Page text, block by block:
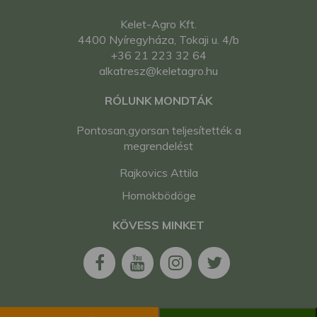
Kelet-Agro Kft.
4400 Nyíregyháza, Tokaji u. 4/b
+36 21 223 32 64
alkatresz@keletagro.hu
RÓLUNK MONDTÁK
Pontosan,gyorsan teljesítették a
megrendelést
Rajkovics Attila
Homokbödöge
KÖVESS MINKET